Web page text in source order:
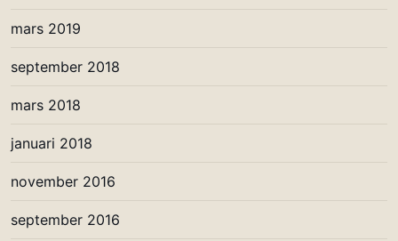
mars 2019
september 2018
mars 2018
januari 2018
november 2016
september 2016